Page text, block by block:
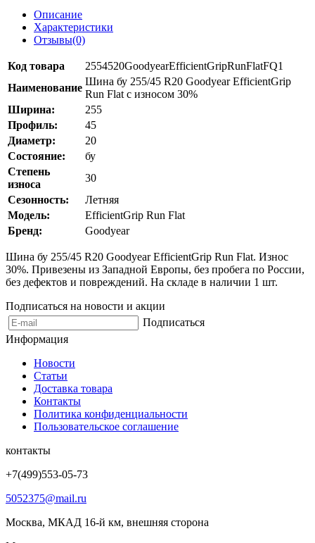
Описание
Характеристики
Отзывы(0)
Код товара
2554520GoodyearEfficientGripRunFlatFQ1
Наименование
Шина бу 255/45 R20 Goodyear EfficientGrip
Run Flat с износом 30%
Ширина:
255
Профиль:
45
Диаметр:
20
Состояние:
бу
Степень
износа
30
Сезонность:
Летняя
Модель:
EfficientGrip Run Flat
Бренд:
Goodyear
Шина бу 255/45 R20 Goodyear EfficientGrip Run Flat. Износ
30%. Привезены из Западной Европы, без пробега по России,
без дефектов и повреждений. На складе в наличии 1 шт.
Подписаться на новости и акции
Подписаться
Информация
Новости
Статьи
Доставка товара
Контакты
Политика конфиденциальности
Пользовательское соглашение
контакты
+7(499)553-05-73
5052375@mail.ru
Москва, МКАД 16-й км, внешняя сторона